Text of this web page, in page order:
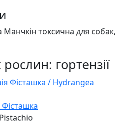
Манчкін токсична для собак,
гортензії